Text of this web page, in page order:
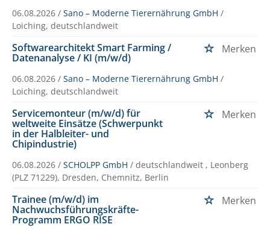
06.08.2026 / Sano – Moderne Tierernährung GmbH /
Loiching, deutschlandweit
Softwarearchitekt Smart Farming /
Datenanalyse / KI (m/w/d)
Merken
06.08.2026 / Sano – Moderne Tierernährung GmbH /
Loiching, deutschlandweit
Servicemonteur (m/w/d) für
weltweite Einsätze (Schwerpunkt
in der Halbleiter- und
Chipindustrie)
Merken
06.08.2026 / SCHOLPP GmbH / deutschlandweit , Leonberg
(PLZ 71229), Dresden, Chemnitz, Berlin
Trainee (m/w/d) im
Nachwuchsführungskräfte-
Programm ERGO RISE
Merken